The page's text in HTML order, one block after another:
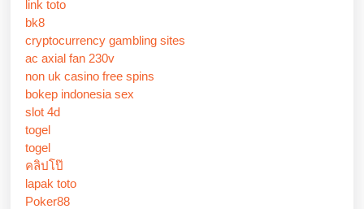
link toto
bk8
cryptocurrency gambling sites
ac axial fan 230v
non uk casino free spins
bokep indonesia sex
slot 4d
togel
togel
คลิปโป๊
lapak toto
Poker88